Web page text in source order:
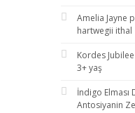
Amelia Jayne
hartwegii ithal
Kordes
3+ yaş
İndigo Elması
Antosiyanin